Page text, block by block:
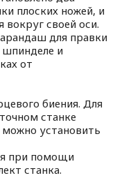
плоских ножей, и
своей оси.
для правки
шпинделе и
от
биения. Для
станке
установить
при помощи
станка.